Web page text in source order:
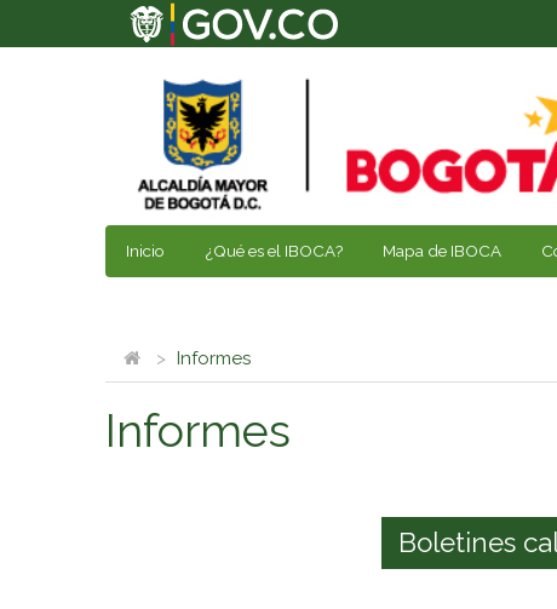
Inicio ¿Qué es el IBOCA? Mapa de IBOCA
Informes
Informes
Boletines